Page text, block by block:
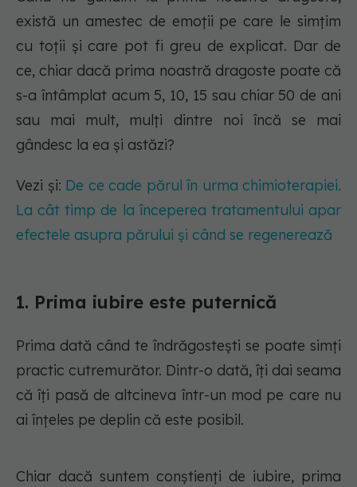
există un amestec de emoții pe care le simțim
cu toții și care pot fi greu de explicat. Dar de
ce, chiar dacă prima noastră dragoste poate că
s-a întâmplat acum 5, 10, 15 sau chiar 50 de ani
sau mai mult, mulți dintre noi încă se mai
gândesc la ea și astăzi?
Vezi și: De ce cade părul în urma chimioterapiei.
La cât timp de la începerea tratamentului apar
efectele asupra părului și când se regenerează
1. Prima iubire este puternică
Prima dată când te îndrăgostești se poate simți
practic cutremurător. Dintr-o dată, îți dai seama
că îți pasă de altcineva într-un mod pe care nu
ai înțeles pe deplin că este posibil.
Chiar dacă suntem conștienți de iubire, prima